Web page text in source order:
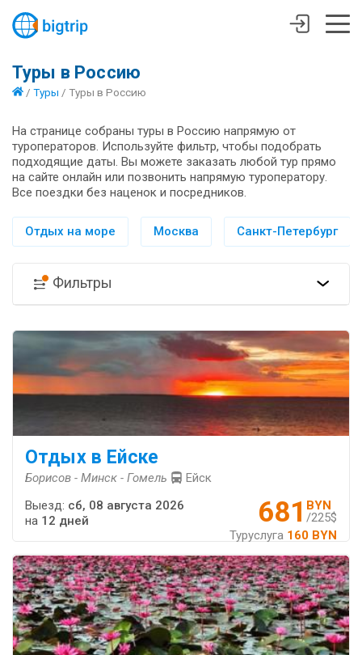
Туры в Россию
/ Туры / Туры в Россию
На странице собраны туры в Россию напрямую от
туроператоров. Используйте фильтр, чтобы подобрать
подходящие даты. Вы можете заказать любой тур прямо
на сайте онлайн или позвонить напрямую туроператору.
Все поездки без наценок и посредников.
Отдых на море Москва Санкт-Петербург
Фильтры
Отдых в Ейске
Борисов - Минск - Гомель Ейск
681 BYN
/225$
Туруслуга 160 BYN
Выезд: сб, 08 августа 2026
на 12 дней